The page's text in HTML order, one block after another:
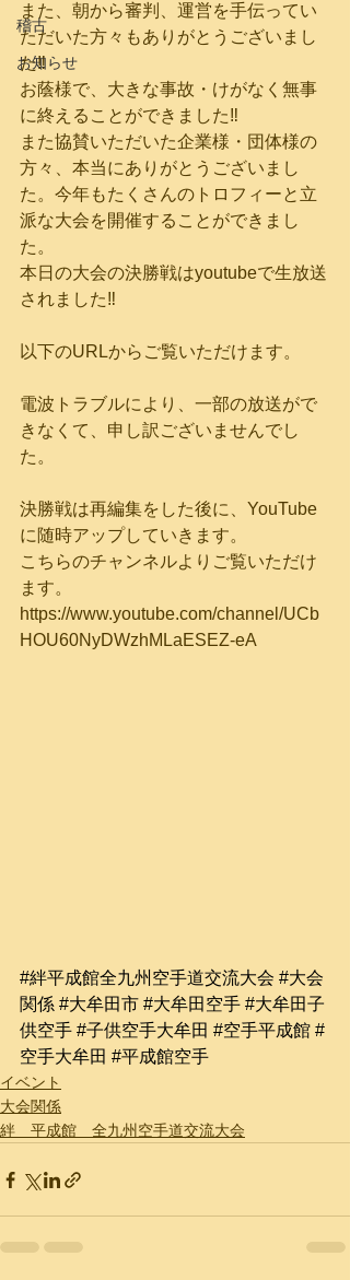
稽古
お知らせ
また、朝から審判、運営を手伝ってい
ただいた方々もありがとうございまし
た‼
お蔭様で、大きな事故・けがなく無事
に終えることができました‼
また協賛いただいた企業様・団体様の
方々、本当にありがとうございまし
た。今年もたくさんのトロフィーと立
派な大会を開催することができまし
た。
本日の大会の決勝戦はyoutubeで生放送
されました‼
以下のURLからご覧いただけます。
電波トラブルにより、一部の放送がで
きなくて、申し訳ございませんでし
た。
決勝戦は再編集をした後に、YouTube
に随時アップしていきます。
こちらのチャンネルよりご覧いただけ
ます。
https://www.youtube.com/channel/UCb
HOU60NyDWzhMLaESEZ-eA
#絆平成館全九州空手道交流大会 #大会
関係 #大牟田市 #大牟田空手 #大牟田子
供空手 #子供空手大牟田 #空手平成館 #
空手大牟田 #平成館空手
イベント
大会関係
絆 平成館 全九州空手道交流大会